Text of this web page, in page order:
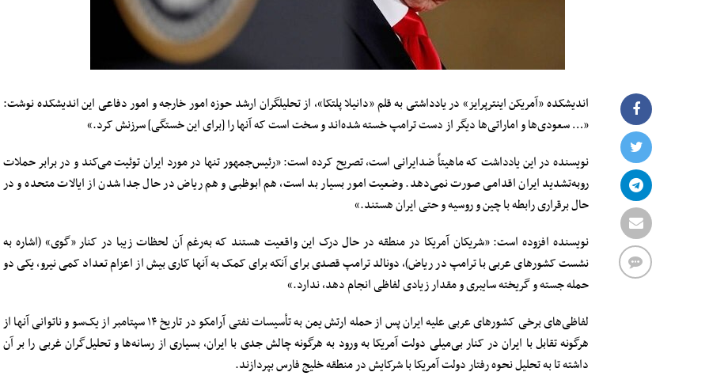
اندیشکده «آمریکن اینترپرایز» در یادداشتی به قلم «دانیلا پلتکا»، از تحلیلگران ارشد حوزه امور خارجه و امور دفاعی این اندیشکده نوشت:
«… سعودی‌ها و اماراتی‌ها دیگر از دست ترامپ خسته شده‌اند و سخت است که آنها را [برای این خستگی] سرزنش کرد.»
نویسنده در این یادداشت که ماهیتاً ضدایرانی است، تصریح کرده است: «رئیس‌جمهور تنها در مورد ایران توئیت می‌کند و در برابر حملات
روبه‌تشدید ایران اقدامی صورت نمی‌دهد. وضعیت امور بسیار بد است، هم ابوظبی و هم ریاض در حال جدا شدن از ایالات متحده و در
حال برقراری رابطه با چین و روسیه و حتی ایران هستند.»
نویسنده افزوده است: «شریکان آمریکا در منطقه در حال درک این واقعیت هستند که به‌رغم آن لحظات زیبا در کنار «گوی» (اشاره به
نشست کشورهای عربی با ترامپ در ریاض)، دونالد ترامپ قصدی برای آنکه برای کمک به آنها کاری بیش از اعزام تعداد کمی نیرو، یکی دو
حمله جسته و گریخته سایبری و مقدار زیادی لفاظی انجام دهد، ندارد.»
لفاظی‌های برخی کشورهای عربی علیه ایران پس از حمله ارتش یمن به تأسیسات نفتی آرامکو در تاریخ ۱۴ سپتامبر از یک‌سو و ناتوانی آنها از
هرگونه تقابل با ایران در کنار بی‌میلی دولت آمریکا به ورود به هرگونه چالش جدی با ایران، بسیاری از رسانه‌ها و تحلیل‌گران غربی را بر آن
داشته تا به تحلیل نحوه رفتار دولت آمریکا با شرکایش در منطقه خلیج فارس بپردازند.